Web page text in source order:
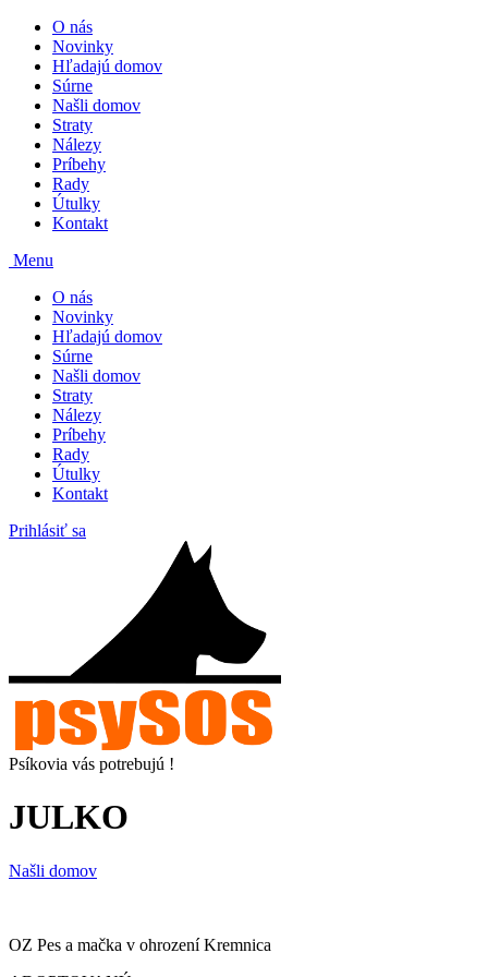
O nás
Novinky
Hľadajú domov
Súrne
Našli domov
Straty
Nálezy
Príbehy
Rady
Útulky
Kontakt
Menu
O nás
Novinky
Hľadajú domov
Súrne
Našli domov
Straty
Nálezy
Príbehy
Rady
Útulky
Kontakt
Prihlásiť sa
Psíkovia vás potrebujú !
JULKO
Našli domov
OZ Pes a mačka v ohrození Kremnica